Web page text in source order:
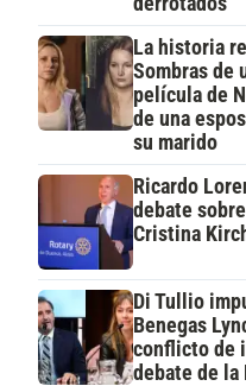
La historia
Sombras de
película de
de una
su marido
Ricardo
debate
Cristina
Di Tullio
Benegas
conflicto de
debate de la